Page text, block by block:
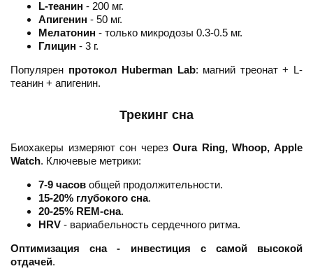
L-теанин - 200 мг.
Апигенин - 50 мг.
Мелатонин - только микродозы 0.3-0.5 мг.
Глицин - 3 г.
Популярен протокол Huberman Lab: магний треонат + L-
теанин + апигенин.
Трекинг сна
Биохакеры измеряют сон черезOura Ring, Whoop, Apple
Watch. Ключевые метрики:
7-9 часов общей продолжительности.
15-20% глубокого сна.
20-25% REM-сна.
HRV - вариабельность сердечного ритма.
Оптимизация сна - инвестиция с самой высокой
отдачей.